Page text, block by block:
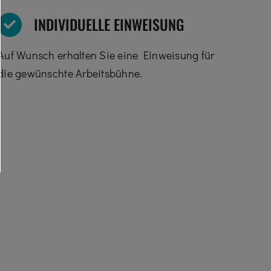
INDIVIDUELLE EINWEISUNG
Auf Wunsch erhalten Sie eine Einweisung für
die gewünschte Arbeitsbühne.